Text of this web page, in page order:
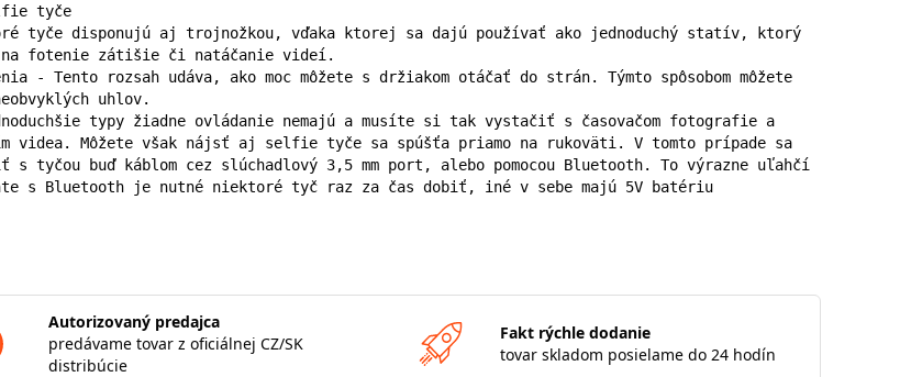
tyče
tyče disponujú aj trojnožkou, vďaka ktorej sa dajú používať ako jednoduchý statív, ktorý
fotenie zátišie či natáčanie videí.
- Tento rozsah udáva, ako moc môžete s držiakom otáčať do strán. Týmto spôsobom môžete
uhlov.
typy žiadne ovládanie nemajú a musíte si tak vystačiť s časovačom fotografie a
videa. Môžete však nájsť aj selfie tyče sa spúšťa priamo na rukoväti. V tomto prípade sa
tyčou buď káblom cez slúchadlový 3,5 mm port, alebo pomocou Bluetooth. To výrazne uľahčí
s Bluetooth je nutné niektoré tyč raz za čas dobiť, iné v sebe majú 5V batériu
Autorizovaný predajca
predávame tovar z oficiálnej CZ/SK
distribúcie
Fakt rýchle dodanie
tovar skladom posielame do 24 hodín